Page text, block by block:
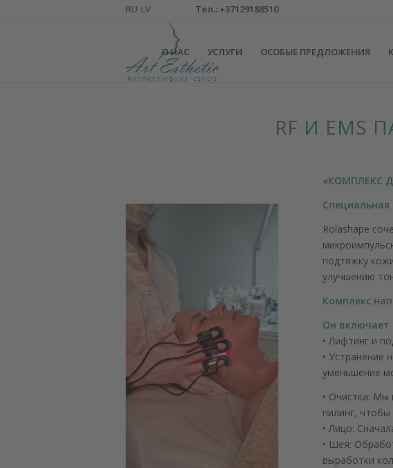
Тел.: +37129188510
О НАС УСЛУГИ ОСОБЫЕ ПРЕДЛОЖЕНИЯ
RF И EMS
«КОМПЛЕКС
Специальная
Rolashape
подтяжку
улучшению
Комплекс
Он включает
• Лифтинг и
• Устранение
уменьшение
• Очистка: Мы
пилинг,
• Лицо:
• Шея:
выработки